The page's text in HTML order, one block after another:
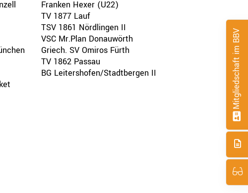
Franken Hexer (U22)
TV 1877 Lauf
TSV 1861 Nördlingen II
VSC Mr.Plan Donauwörth
Griech. SV Omiros Fürth
TV 1862 Passau
BG Leitershofen/Stadtbergen II
Mitgliedschaft im BBV